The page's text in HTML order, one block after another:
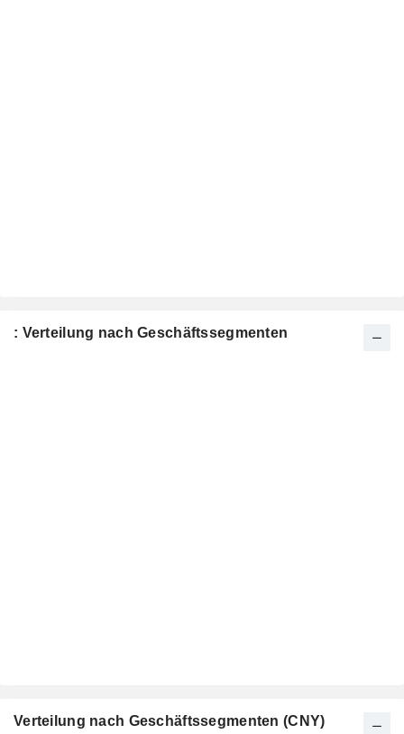
: Verteilung nach Geschäftssegmenten
Verteilung nach Geschäftssegmenten (CNY)